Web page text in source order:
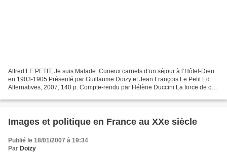
Alfred LE PETIT, Je suis Malade. Curieux carnets d’un séjour à l’Hôtel-Dieu
en 1903-1905 Présenté par Guillaume Doizy et Jean François Le Petit Ed.
Alternatives, 2007, 140 p. Compte-rendu par Hélène Duccini La force de ce
Images et politique en France au XXe siècle
Publié le 18/01/2007 à 19:34
Par Doizy